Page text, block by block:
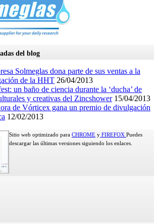
del blog
Solmeglas dona parte de sus ventas a la
de la HHT 26/04/2013
un baño de ciencia durante la ‘ducha’ de
y creativas del Zincshower 15/04/2013
de Vórticex gana un premio de divulgación
12/02/2013
Sitio web optimizado para CHROME y FIREFOX Puedes
descargar las últimas versiones siguiendo los enlaces.